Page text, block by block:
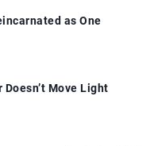
as One
Move Light